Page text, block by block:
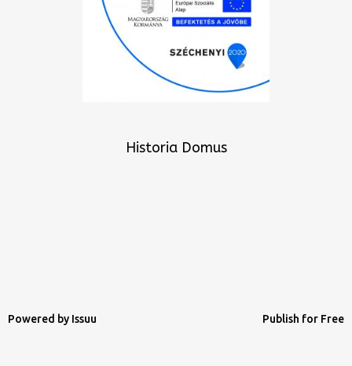
Historia Domus
Powered by Issuu Publish for Free